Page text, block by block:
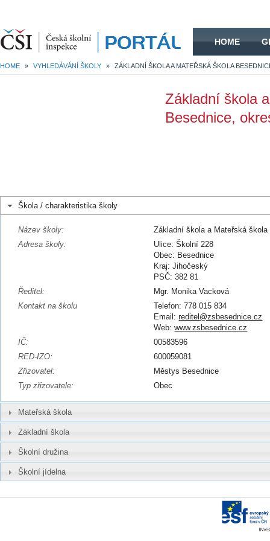
HOME
HOME » VYHLEDÁVÁNÍ ŠKOLY »
Základní škola
Besednice,
Škola / charakteristika školy
Název školy:
Základní škola a Mateřská
Adresa školy:
Ulice: Školní 228
Obec: Besednice
Kraj: Jihočeský
PSČ: 382 81
Ředitel:
Mgr. Monika Vacková
Kontakt na školu
Telefon: 778 015 834
Email:reditel@zsbesednice.cz
Web:www.zsbesednice.cz
IČ:
00583596
RED-IZO:
600059081
Zřizovatel:
Městys Besednice
Typ zřizovatele:
Obec
Mateřská škola
Základní škola
Školní družina
Školní jídelna